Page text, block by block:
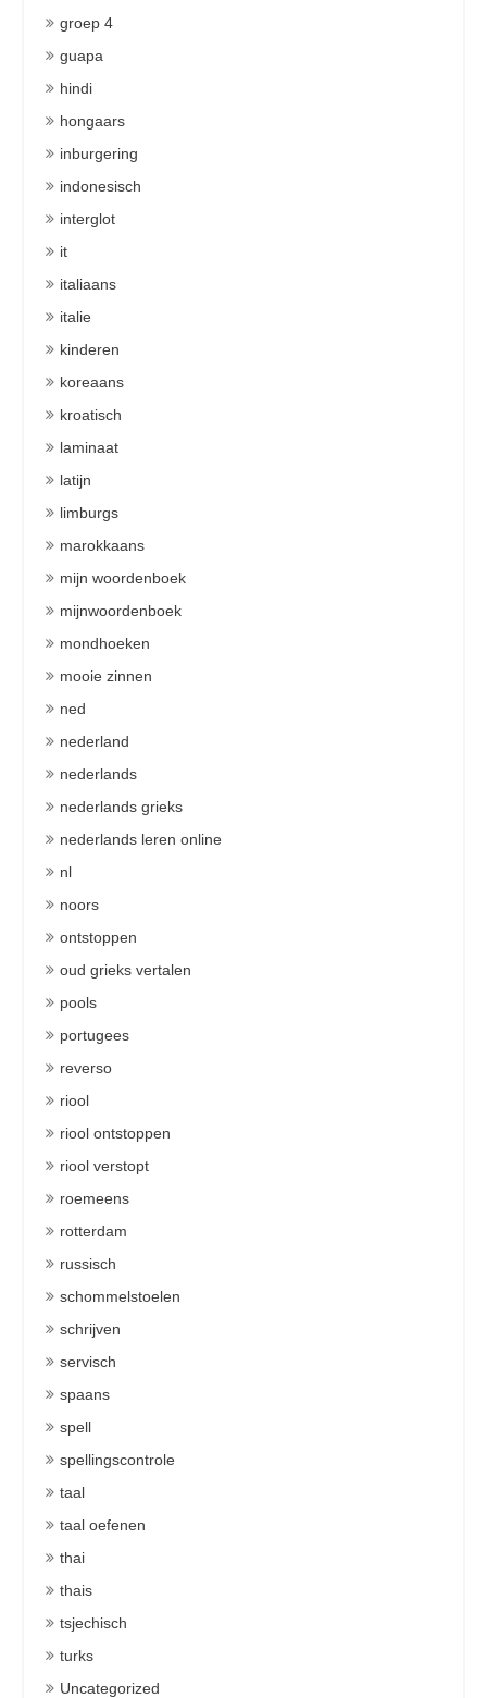
groep 4
guapa
hindi
hongaars
inburgering
indonesisch
interglot
it
italiaans
italie
kinderen
koreaans
kroatisch
laminaat
latijn
limburgs
marokkaans
mijn woordenboek
mijnwoordenboek
mondhoeken
mooie zinnen
ned
nederland
nederlands
nederlands grieks
nederlands leren online
nl
noors
ontstoppen
oud grieks vertalen
pools
portugees
reverso
riool
riool ontstoppen
riool verstopt
roemeens
rotterdam
russisch
schommelstoelen
schrijven
servisch
spaans
spell
spellingscontrole
taal
taal oefenen
thai
thais
tsjechisch
turks
Uncategorized